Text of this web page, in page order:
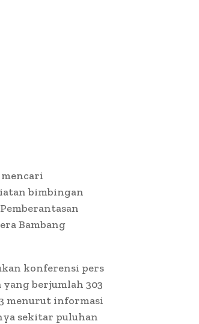
mencari
bimbingan
Bambang
konferensi pers
berjumlah 303
menurut informasi
sekitar puluhan